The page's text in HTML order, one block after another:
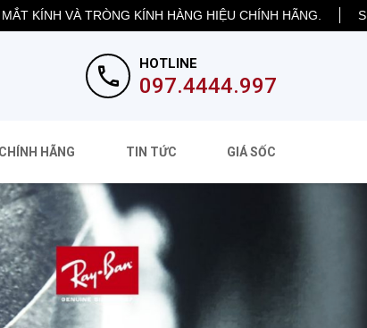
TRÒNG KÍNH HÀNG HIỆU CHÍNH HÃNG. SHIP HÀNG
HOTLINE
097.4444.997
HÃNG TIN TỨC GIÁ SỐC